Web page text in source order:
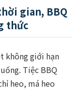
gian, BBQ
thức
không giới hạn
Tiệc BBQ
heo, má heo